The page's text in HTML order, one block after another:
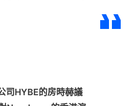
司HYBE的房時赫議